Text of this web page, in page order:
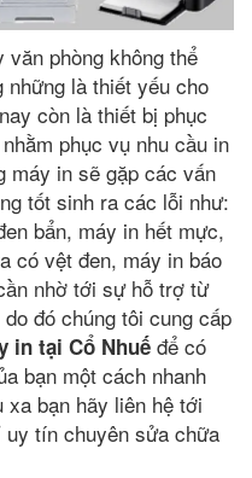
phòng không thể
những là thiết yếu cho
còn là thiết bị phục
phục vụ nhu cầu in
máy in sẽ gặp các vấn
tốt sinh ra các lỗi như:
bẩn, máy in hết mực,
có vệt đen, máy in báo
nhờ tới sự hỗ trợ từ
đó chúng tôi cung cấp
in tại Cổ Nhuế để có
bạn một cách nhanh
xa bạn hãy liên hệ tới
tín chuyên sửa chữa